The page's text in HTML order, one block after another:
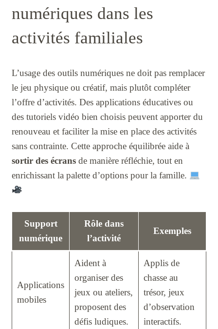
numériques dans les
activités familiales
L’usage des outils numériques ne doit pas remplacer
le jeu physique ou créatif, mais plutôt compléter
l’offre d’activités. Des applications éducatives ou
des tutoriels vidéo bien choisis peuvent apporter du
renouveau et faciliter la mise en place des activités
sans contrainte. Cette approche équilibrée aide à
sortir des écrans de manière réfléchie, tout en
enrichissant la palette d’options pour la famille.
Support
numérique
Rôle dans
l’activité
Exemples
Applications
mobiles
Aident à
organiser des
jeux ou ateliers,
proposent des
défis ludiques.
Applis de
chasse au
trésor, jeux
d’observation
interactifs.